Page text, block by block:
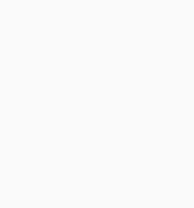
que prefieren la
momentos
animación, activa
espectáculos
haciendo que
Village Capo d’Orso
combinan relax,
Cerdeña.